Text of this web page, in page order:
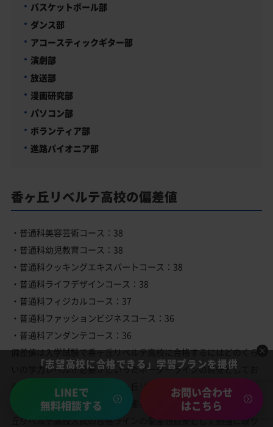
バスケットボール部
ダンス部
アコースティックギター部
演劇部
放送部
漫画研究部
パソコン部
ボランティア部
進路パイオニア部
香ヶ丘リベルテ高校の偏差値
・普通科美容芸術コース：38
・普通科幼児教育コース：38
・普通科クッキングエキスパートコース：38
・普通科ライフデザインコース：38
・普通科フィジカルコース：37
・普通科ファッションビジネスコース：36
・普通科アンダンテコース：36
偏差値は入学試験で香ヶ丘リベルテ高校に合格するにはどのくら
いの学力レベルが必要かといったボーダーラインの目安としてお
考えください。その年度の香ヶ丘リベルテ高校の入試の倍率や問
題内容によっても合格難易度は変わります。上記の偏差値を香ヶ
丘リベルテ高校入試の合格ラインの偏差値目安として勉強に取り
「志望高校に合格できる」学習プランを提供
LINEで
無料相談する
お問い合わせ
はこちら